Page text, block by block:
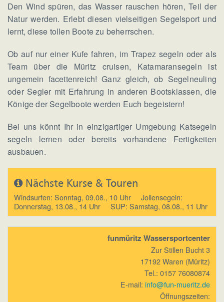
Den Wind spüren, das Wasser rauschen hören, Teil der
Natur werden. Erlebt diesen vielseitigen Segelsport und
lernt, diese tollen Boote zu beherrschen.
Ob auf nur einer Kufe fahren, im Trapez segeln oder als
Team über die Müritz cruisen, Katamaransegeln ist
ungemein facettenreich! Ganz gleich, ob Segelneuling
oder Segler mit Erfahrung in anderen Bootsklassen, die
Könige der Segelboote werden Euch begeistern!
Bei uns könnt Ihr in einzigartiger Umgebung Katsegeln
segeln lernen oder bereits vorhandene Fertigkeiten
ausbauen.
Nächste Kurse & Touren
Windsurfen: Sonntag, 09.08., 10 Uhr Jollensegeln:
Donnerstag, 13.08., 14 Uhr SUP: Samstag, 08.08., 11 Uhr
funmüritz Wassersportcenter
Zur Stillen Bucht 3
17192 Waren (Müritz)
Tel.: 0157 76080874
E-mail: info@fun-mueritz.de
Öffnungszeiten: